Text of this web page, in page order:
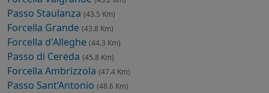
Passo Staulanza (43.5 Km)
Forcella Grande (43.8 Km)
Forcella d'Alleghe (44.3 Km)
Passo di Cereda (45.8 Km)
Forcella Ambrizzola (47.4 Km)
Passo Sant’Antonio (48.6 Km)